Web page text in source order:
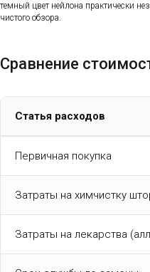
темный цвет нейлона практически
чистого обзора.
Сравнение
Статья расходов
Первичная покупка
Затраты на химчистку
Затраты на лекарства